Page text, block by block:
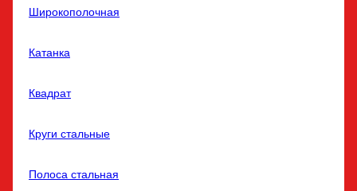
Широкополочная
Катанка
Квадрат
Круги стальные
Полоса стальная